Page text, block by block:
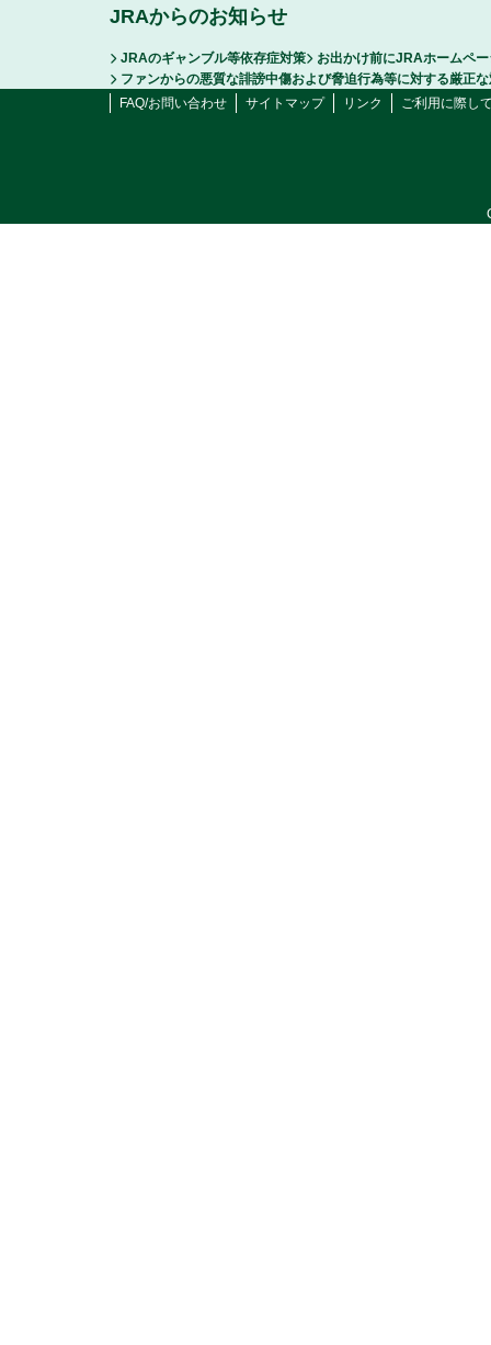
JRAからのお知らせ
JRAのギャンブル等依存症対策
お出かけ前にJRAホームペ
ファンからの悪質な誹謗中傷および脅迫行為等に対する厳正
FAQ/お問い合わせ
サイトマップ リンク ご利用に際し